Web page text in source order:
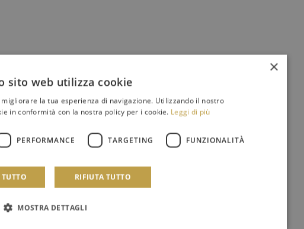
omaggio-al-compositore-
siciliana-omaggio-al-
×
sito web utilizza cookie
la tua esperienza di navigazione. Utilizzando il nostro
in conformità con la nostra policy per i cookie. Leggi di più
PERFORMANCE TARGETING FUNZIONALITÀ
TUTTO RIFIUTA TUTTO
MOSTRA DETTAGLI